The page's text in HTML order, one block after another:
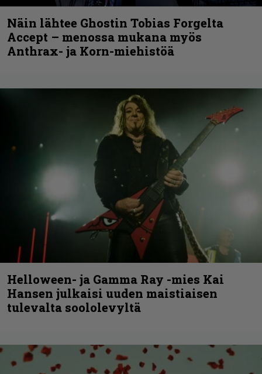
Näin lähtee Ghostin Tobias Forgelta
Accept – menossa mukana myös
Anthrax- ja Korn-miehistöä
Helloween- ja Gamma Ray -mies Kai
Hansen julkaisi uuden maistiaisen
tulevalta soololevyltä